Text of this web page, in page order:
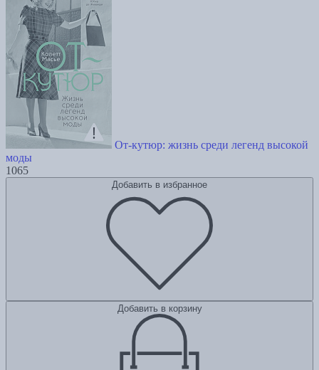
От-кутюр: жизнь среди легенд высокой
моды
1065
Добавить в избранное
Добавить в корзину